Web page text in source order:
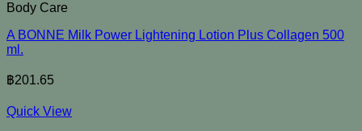
Body Care
A BONNE Milk Power Lightening Lotion Plus Collagen 500
ml.
฿201.65
Quick View